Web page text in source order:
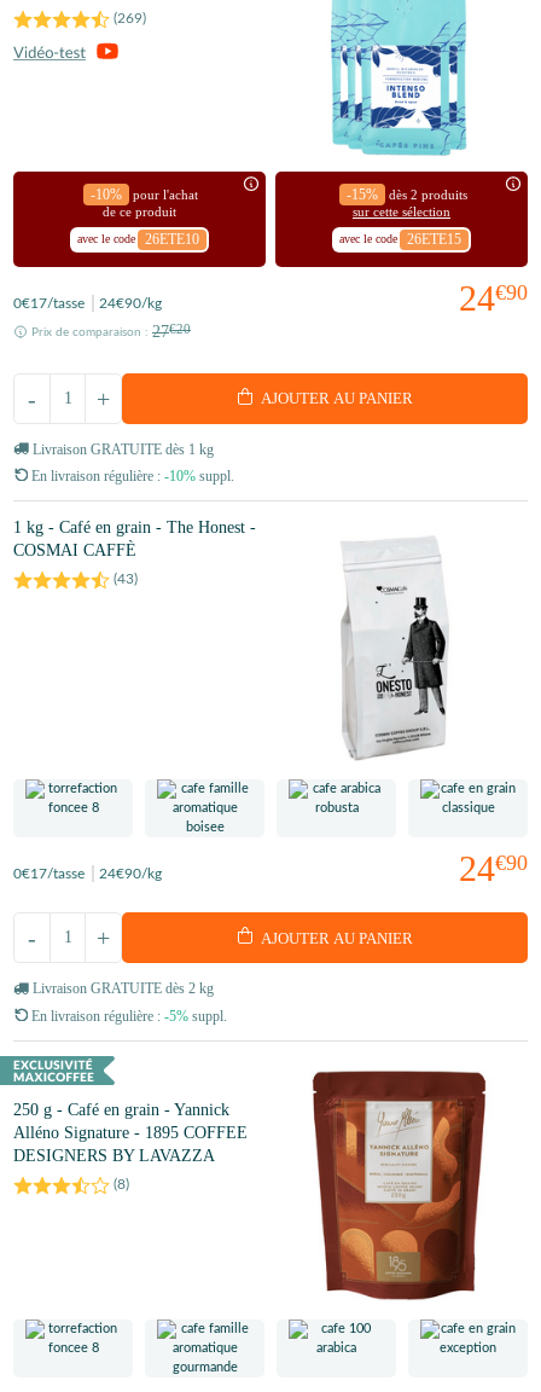
(269)
-10%
pour l'achat
de ce produit
avec le code 26ETE10
-15%
dès 2 produits
sur cette sélection
avec le code 26ETE15
24€90
0€17/tasse 24€90/kg
Prix de comparaison : 27€20
+
- AJOUTER AU PANIER
Livraison GRATUITE dès 1 kg
En livraison régulière : -10% suppl.
1 kg - Café en grain - The Honest -
COSMAI CAFFÈ
(43)
24€90
0€17/tasse 24€90/kg
+
- AJOUTER AU PANIER
Livraison GRATUITE dès 2 kg
En livraison régulière : -5% suppl.
250 g - Café en grain - Yannick
Alléno Signature - 1895 COFFEE
DESIGNERS BY LAVAZZA
(8)